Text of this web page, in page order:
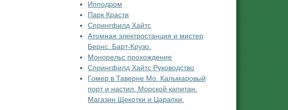
Ипподром
Парк Красти
Спрингфилд Хайтс
Атомная электростанция и мистер
Бернс. Барт-Крузо.
Монорельс прохождение
Спрингфилд Хайтс Руководство
Гомер в Таверне Мо. Кальмаровый
порт и настил. Морской капитан.
Магазин Щекотки и Царапки.